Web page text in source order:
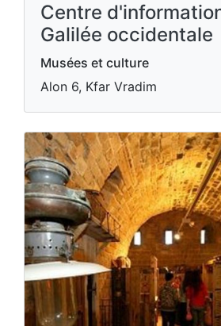
Centre
Galilée occidentale
Musées et culture
Alon 6, Kfar Vradim